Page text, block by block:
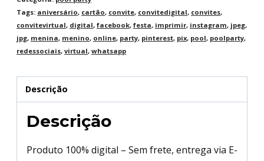
Tags: aniversário, cartão, convite, convitedigital, convites,
convitevirtual, digital, facebook, festa, imprimir, instagram, jpeg,
jpg, menina, menino, online, party, pinterest, pix, pool, poolparty,
redessociais, virtual, whatsapp
Descrição
Descrição
Produto 100% digital – Sem frete, entrega via E-